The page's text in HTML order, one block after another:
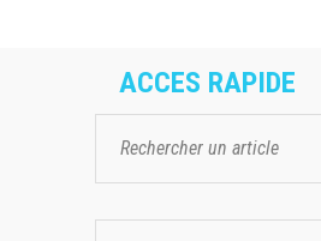
ACCES RAPIDE